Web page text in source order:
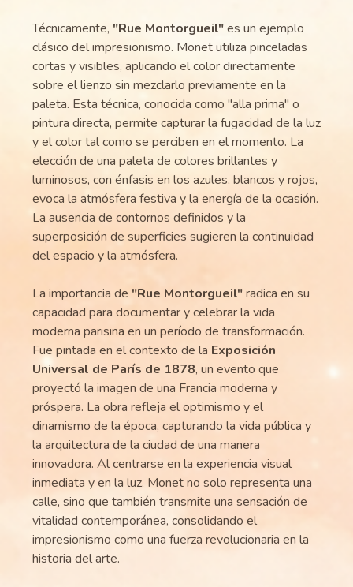
Técnicamente, "Rue Montorgueil"es un ejemplo
clásico del impresionismo. Monet utiliza pinceladas
cortas y visibles, aplicando el color directamente
sobre el lienzo sin mezclarlo previamente en la
paleta. Esta técnica, conocida como "alla prima" o
pintura directa, permite capturar la fugacidad de la luz
y el color tal como se perciben en el momento. La
elección de una paleta de colores brillantes y
luminosos, con énfasis en los azules, blancos y rojos,
evoca la atmósfera festiva y la energía de la ocasión.
La ausencia de contornos definidos y la
superposición de superficies sugieren la continuidad
del espacio y la atmósfera.
La importancia de "Rue Montorgueil"radica en su
capacidad para documentar y celebrar la vida
moderna parisina en un período de transformación.
Fue pintada en el contexto de la Exposición
Universal de París de 1878, un evento que
proyectó la imagen de una Francia moderna y
próspera. La obra refleja el optimismo y el
dinamismo de la época, capturando la vida pública y
la arquitectura de la ciudad de una manera
innovadora. Al centrarse en la experiencia visual
inmediata y en la luz, Monet no solo representa una
calle, sino que también transmite una sensación de
vitalidad contemporánea, consolidando el
impresionismo como una fuerza revolucionaria en la
historia del arte.